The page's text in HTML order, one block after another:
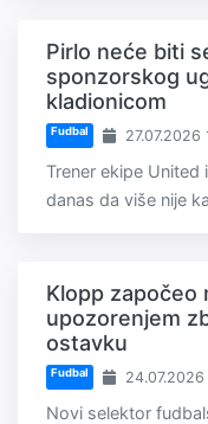
Pirlo neće biti
sponzorskog
kladionicom
Fudbal 27.07.2026
Trener ekipe United
danas da više nije
Klopp započeo
upozorenjem
ostavku
Fudbal 24.07.2026
Novi selektor